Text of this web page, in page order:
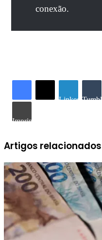
conexão.
LinkedinTumblr
Imprimir
Artigos relacionados